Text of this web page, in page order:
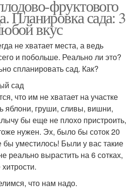
фруктового
Планировка сада: 3
вкус
не хватает места, а ведь
и побольше. Реально ли это?
спланировать сад. Как?
сад
что им не хватает на участке
яблони, груши, сливы, вишни,
бы еще не плохо пристроить,
нужен. Эх, было бы соток 20
уместилось! Были у вас такие
реально вырастить на 6 сотках,
что нам надо.